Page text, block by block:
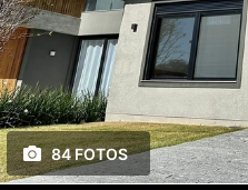
84 FOTOS